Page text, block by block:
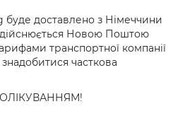
буде доставлено з Німеччини
Новою Поштою
транспортної компанії
часткова